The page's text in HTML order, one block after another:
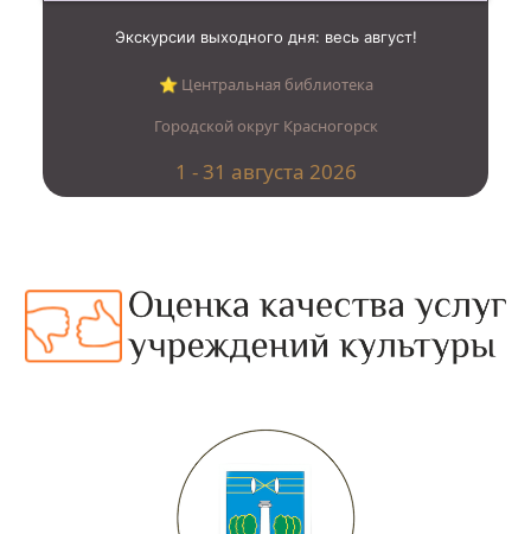
Экскурсии выходного дня: весь август!
⭐︎ Центральная библиотека
Городской округ Красногорск
1 - 31 августа 2026